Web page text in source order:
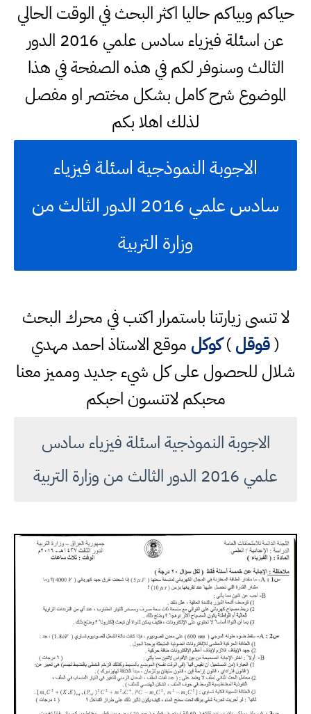
حياكم وبياكم حاليا اكثر البحث في الوقت الحالي
عن اسئلة فيزياء سادس علمي 2016 الدور
الثالث وسنوفر لكم في هذه الصفحة في هذا
الموضوع شرح كامل بشكل مختصر او مفصل
لذلك اهلا بكم
الاجوبة النموذجية اسئلة فيزياء
سادس علمي 2016 الدور الثالث من
وزارة التربية
لا تنسى زيارتنا باستمرار اكتب في محرك البحث
(قوقل)كوكل موقع الاستاذ احمد مهدي
شلال للحصول على كل شيء جديد ومميز معنا
محبكم لاتنسون احبكم
الاجوبة النموذجية اسئلة فيزياء سادس
علمي 2016 الدور الثالث من وزارة التربية